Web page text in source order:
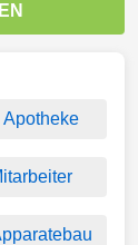
Apotheke